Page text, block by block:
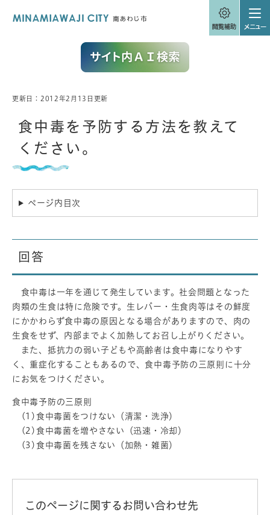
本
更新日：2012年2月13日更新
食中毒を予防する方法を教えて
ください。
ページ内目次
回答
食中毒は一年を通じて発生しています。社会問題となった
肉類の生食は特に危険です。生レバー・生食肉等はその鮮度
にかかわらず食中毒の原因となる場合がありますので、肉の
生食をせず、内部までよく加熱してお召し上がりください。
また、抵抗力の弱い子どもや高齢者は食中毒になりやす
く、重症化することもあるので、食中毒予防の三原則に十分
にお気をつけください。
食中毒予防の三原則
(1)食中毒菌をつけない（清潔・洗浄）
(2)食中毒菌を増やさない（迅速・冷却）
(3)食中毒菌を残さない（加熱・雑菌）
このページに関するお問い合わせ先